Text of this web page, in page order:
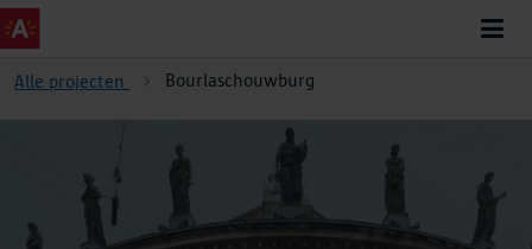
Alle projecten Bourlaschouwburg